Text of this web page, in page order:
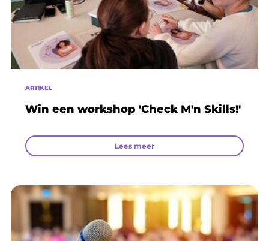
ARTIKEL
Win een workshop 'Check M'n Skills!'
Lees meer